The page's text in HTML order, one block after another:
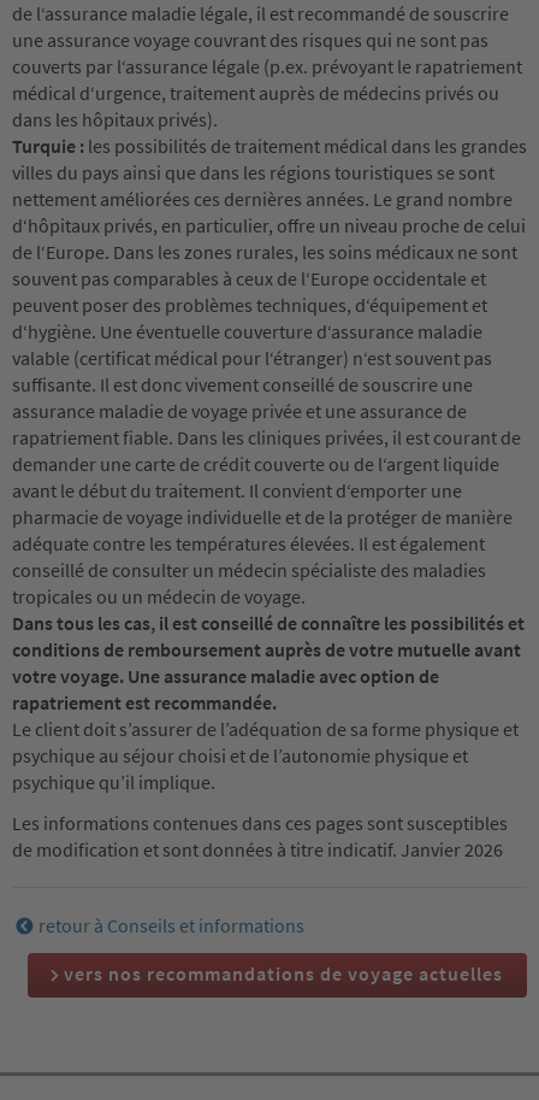
de l‘assurance maladie légale, il est recommandé de souscrire
une assurance voyage couvrant des risques qui ne sont pas
couverts par l‘assurance légale (p.ex. prévoyant le rapatriement
médical d‘urgence, traitement auprès de médecins privés ou
dans les hôpitaux privés).
Turquie : les possibilités de traitement médical dans les grandes
villes du pays ainsi que dans les régions touristiques se sont
nettement améliorées ces dernières années. Le grand nombre
d‘hôpitaux privés, en particulier, offre un niveau proche de celui
de l‘Europe. Dans les zones rurales, les soins médicaux ne sont
souvent pas comparables à ceux de l‘Europe occidentale et
peuvent poser des problèmes techniques, d‘équipement et
d‘hygiène. Une éventuelle couverture d‘assurance maladie
valable (certificat médical pour l‘étranger) n‘est souvent pas
suffisante. Il est donc vivement conseillé de souscrire une
assurance maladie de voyage privée et une assurance de
rapatriement fiable. Dans les cliniques privées, il est courant de
demander une carte de crédit couverte ou de l‘argent liquide
avant le début du traitement. Il convient d‘emporter une
pharmacie de voyage individuelle et de la protéger de manière
adéquate contre les températures élevées. Il est également
conseillé de consulter un médecin spécialiste des maladies
tropicales ou un médecin de voyage.
Dans tous les cas, il est conseillé de connaître les possibilités et
conditions de remboursement auprès de votre mutuelle avant
votre voyage. Une assurance maladie avec option de
rapatriement est recommandée.
Le client doit s’assurer de l’adéquation de sa forme physique et
psychique au séjour choisi et de l’autonomie physique et
psychique qu’il implique.
Les informations contenues dans ces pages sont susceptibles
de modification et sont données à titre indicatif. Janvier 2026
retour à Conseils et informations
vers nos recommandations de voyage actuelles